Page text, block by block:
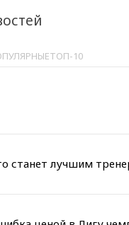
ТОП-10
станет лучшим